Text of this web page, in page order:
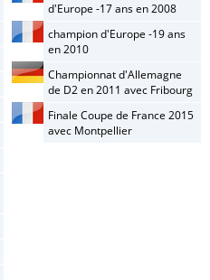
d'Europe -17 ans en 2008
champion d'Europe -19 ans
en 2010
Championnat d'Allemagne
de D2 en 2011 avec Fribourg
Finale Coupe de France 2015
avec Montpellier